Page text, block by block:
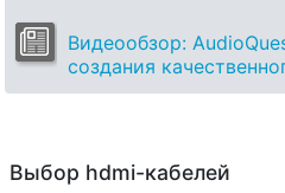
Видеообзор:
создания
Выбор hdmi-кабелей